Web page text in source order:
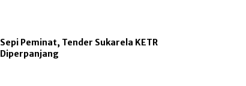
Sepi Peminat, Tender Sukarela KETR
Diperpanjang